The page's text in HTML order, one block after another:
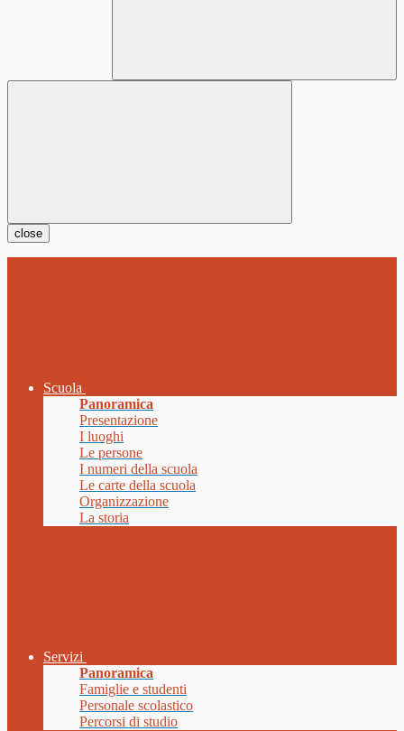
close
Scuola
Panoramica
Presentazione
I luoghi
Le persone
I numeri della scuola
Le carte della scuola
Organizzazione
La storia
Servizi
Panoramica
Famiglie e studenti
Personale scolastico
Percorsi di studio